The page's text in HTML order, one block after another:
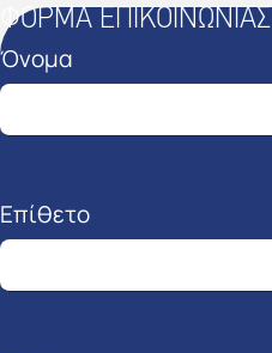
ΦΟΡΜΑ ΕΠΙΚΟΙΝΩΝΙΑΣ
Όνομα
Επίθετο